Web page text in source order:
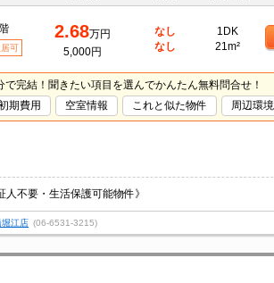
可
2.68万円
5,000円
なし
なし
1DK
21m²
で完結！聞きたい項目を選んでかんたん無料問合せ！
期費用
空室情報 これと似た物件 周辺環境
人不要・生活保護可能物件》
江店 (06-6531-3215)